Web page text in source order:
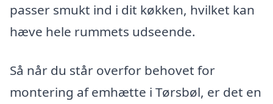
passer smukt ind i dit køkken, hvilket kan
hæve hele rummets udseende.
Så når du står overfor behovet for
montering af emhætte i Tørsbøl, er det en